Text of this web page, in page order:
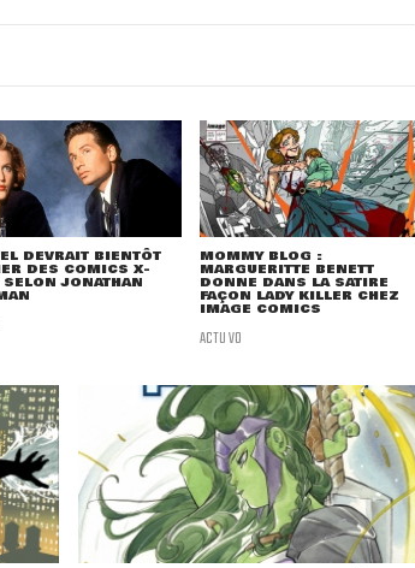
DEVRAIT BIENTÔT
DES COMICS X-
JONATHAN
MOMMY BLOG :
MARGUERITTE BENETT
DONNE DANS LA SATIRE
FAÇON LADY KILLER CHEZ
IMAGE COMICS
ACTU VO